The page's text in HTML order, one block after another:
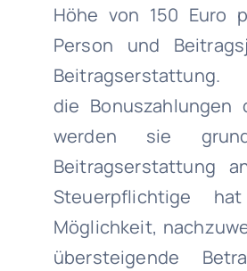
Höhe von 150 Euro
Person und
Beitragserstattung.
die Bonuszahlungen
werden sie
Beitragserstattung
Steuerpflichtige
Möglichkeit,
übersteigende